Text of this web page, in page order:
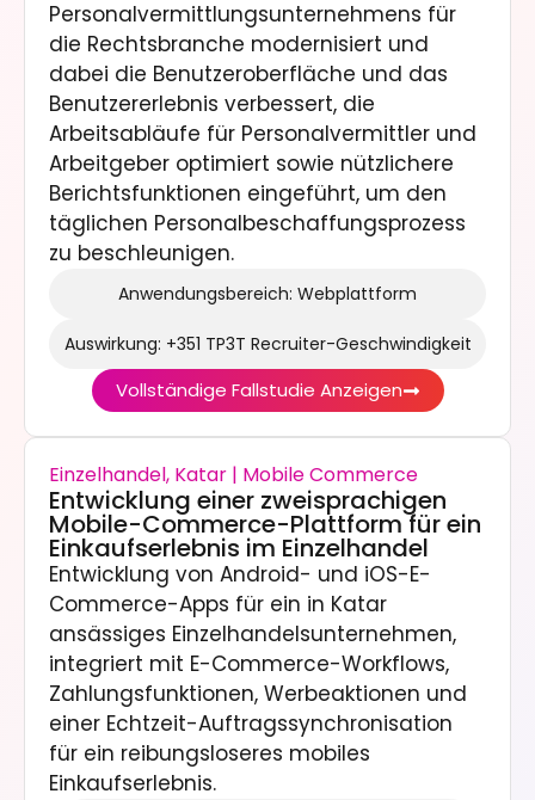
Personalvermittlungsunternehmens für
die Rechtsbranche modernisiert und
dabei die Benutzeroberfläche und das
Benutzererlebnis verbessert, die
Arbeitsabläufe für Personalvermittler und
Arbeitgeber optimiert sowie nützlichere
Berichtsfunktionen eingeführt, um den
täglichen Personalbeschaffungsprozess
zu beschleunigen.
Anwendungsbereich: Webplattform
Auswirkung: +351 TP3T Recruiter-Geschwindigkeit
Vollständige Fallstudie Anzeigen
Einzelhandel, Katar | Mobile Commerce
Entwicklung einer zweisprachigen
Mobile-Commerce-Plattform für ein
Einkaufserlebnis im Einzelhandel
Entwicklung von Android- und iOS-E-
Commerce-Apps für ein in Katar
ansässiges Einzelhandelsunternehmen,
integriert mit E-Commerce-Workflows,
Zahlungsfunktionen, Werbeaktionen und
einer Echtzeit-Auftragssynchronisation
für ein reibungsloseres mobiles
Einkaufserlebnis.